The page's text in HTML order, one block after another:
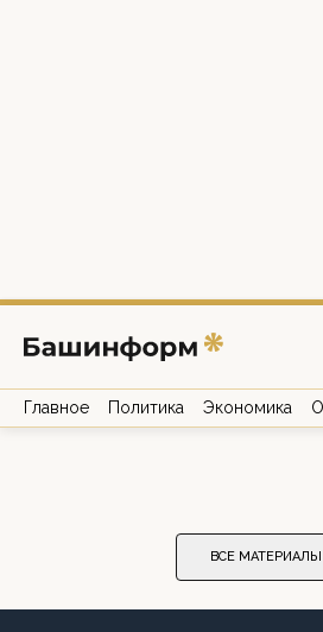
Главное Политика Экономика
ВСЕ МАТЕРИАЛЫ